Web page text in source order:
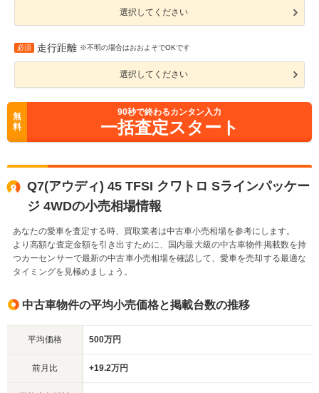
選択してください
必須 走行距離 ※不明の場合はおおよそでOKです
選択してください
無
料
90秒で終わるカンタン入力
一括査定スタート
Q7(アウディ) 45 TFSI クワトロ Sラインパッケー
ジ 4WDの小売相場情報
あなたの愛車を査定する時、買取業者は中古車小売相場を参考にします。
より高額な査定金額を引き出すために、国内最大級の中古車物件掲載数を持
つカーセンサーで最新の中古車小売相場を確認して、愛車を売却する最適な
タイミングを見極めましょう。
中古車物件の平均小売価格と掲載台数の推移
平均価格 500万円
前月比 +19.2万円